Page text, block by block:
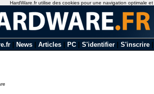
News Articles PC S'identifier S'inscrire
HardWare.fr utilise des cookies pour une navigation optimale